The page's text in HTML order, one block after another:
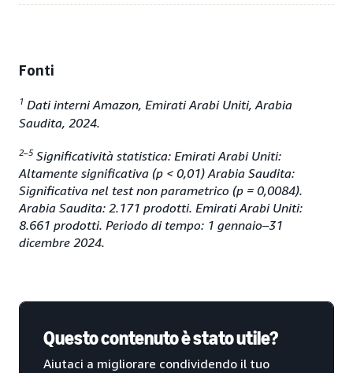
Fonti
1 Dati interni Amazon, Emirati Arabi Uniti, Arabia
Saudita, 2024.
2–5Significatività statistica: Emirati Arabi Uniti:
Altamente significativa (p < 0,01) Arabia Saudita:
Significativa nel test non parametrico (p = 0,0084).
Arabia Saudita: 2.171 prodotti. Emirati Arabi Uniti:
8.661 prodotti. Periodo di tempo: 1 gennaio–31
dicembre 2024.
Questo contenuto è stato utile?
Aiutaci a migliorare condividendo il tuo